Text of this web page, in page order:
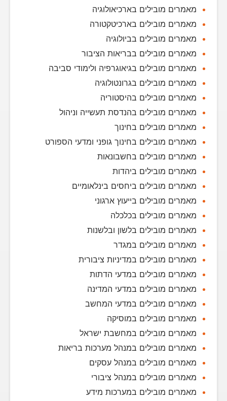
מאמרים מובילים בארכיאולוגיה
מאמרים מובילים בארכיטקטורה
מאמרים מובילים בביולוגיה
מאמרים מובילים בבריאות הציבור
מאמרים מובילים בגיאוגרפיה ולימודי סביבה
מאמרים מובילים בגרונטולוגיה
מאמרים מובילים בהיסטוריה
מאמרים מובילים בהנדסת תעשייה וניהול
מאמרים מובילים בחינוך
מאמרים מובילים בחינוך גופני ומדעי הספורט
מאמרים מובילים בחשבונאות
מאמרים מובילים ביהדות
מאמרים מובילים ביחסים בינלאומיים
מאמרים מובילים בייעוץ ארגוני
מאמרים מובילים בכלכלה
מאמרים מובילים בלשון ובלשנות
מאמרים מובילים במגדר
מאמרים מובילים במדיניות ציבורית
מאמרים מובילים במדעי הדתות
מאמרים מובילים במדעי המדינה
מאמרים מובילים במדעי המחשב
מאמרים מובילים במוסיקה
מאמרים מובילים במחשבת ישראל
מאמרים מובילים במנהל מערכות בריאות
מאמרים מובילים במנהל עסקים
מאמרים מובילים במנהל ציבורי
מאמרים מובילים במערכות מידע